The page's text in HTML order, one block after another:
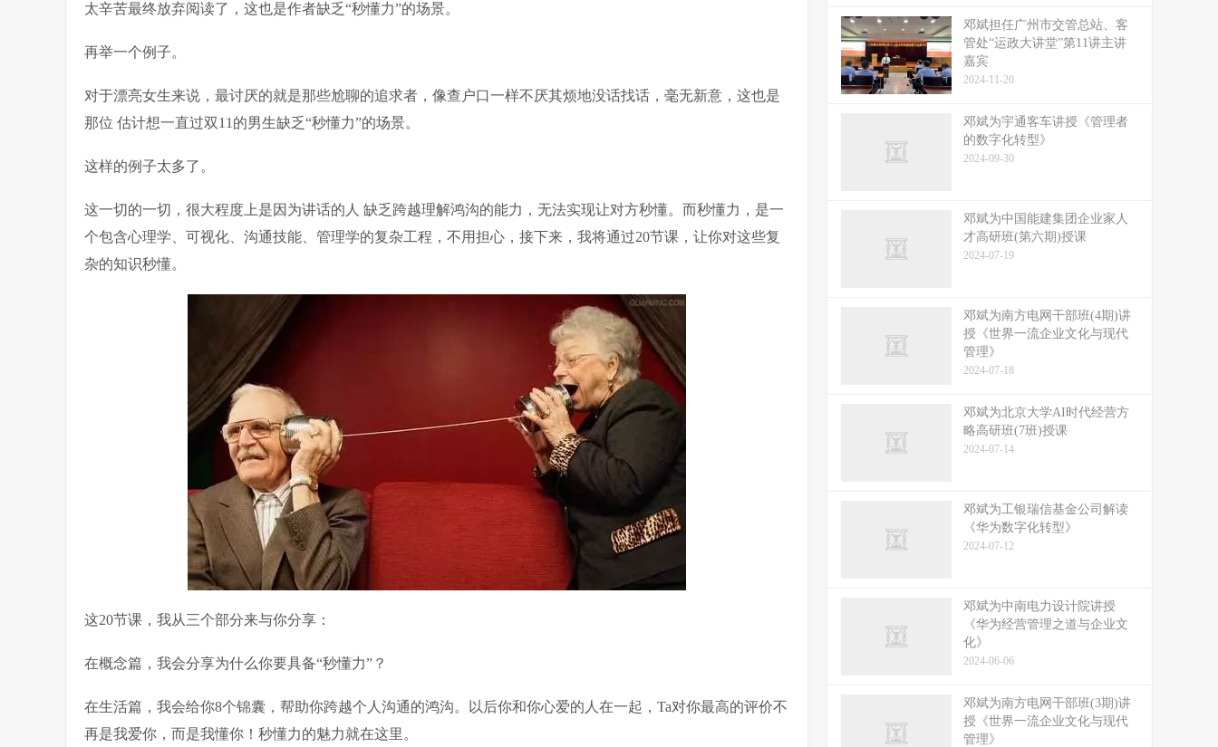
太辛苦最终放弃阅读了，这也是作者缺乏“秒懂力”的场景。
再举一个例子。
对于漂亮女生来说，最讨厌的就是那些尬聊的追求者，像查户口一样不厌其烦地没话找话，毫无新意，这也是
那位 估计想一直过双11的男生缺乏“秒懂力”的场景。
这样的例子太多了。
这一切的一切，很大程度上是因为讲话的人 缺乏跨越理解鸿沟的能力，无法实现让对方秒懂。而秒懂力，是一
个包含心理学、可视化、沟通技能、管理学的复杂工程，不用担心，接下来，我将通过20节课，让你对这些复
杂的知识秒懂。
这20节课，我从三个部分来与你分享：
在概念篇，我会分享为什么你要具备“秒懂力”？
在生活篇，我会给你8个锦囊，帮助你跨越个人沟通的鸿沟。以后你和你心爱的人在一起，Ta对你最高的评价不
再是我爱你，而是我懂你！秒懂力的魅力就在这里。
邓斌担任广州市交管总站、客
管处“运政大讲堂”第11讲主讲
嘉宾
2024-11-20
邓斌为宇通客车讲授《管理者
的数字化转型》
2024-09-30
邓斌为中国能建集团企业家人
才高研班(第六期)授课
2024-07-19
邓斌为南方电网干部班(4期)讲
授《世界一流企业文化与现代
管理》
2024-07-18
邓斌为北京大学AI时代经营方
略高研班(7班)授课
2024-07-14
邓斌为工银瑞信基金公司解读
《华为数字化转型》
2024-07-12
邓斌为中南电力设计院讲授
《华为经营管理之道与企业文
化》
2024-06-06
邓斌为南方电网干部班(3期)讲
授《世界一流企业文化与现代
管理》